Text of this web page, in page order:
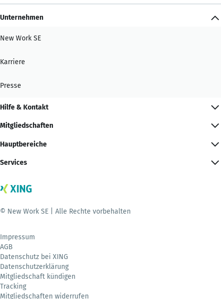
Unternehmen
New Work SE
Karriere
Presse
Hilfe & Kontakt
Mitgliedschaften
Hauptbereiche
Services
© New Work SE | Alle Rechte vorbehalten
Impressum
AGB
Datenschutz bei XING
Datenschutzerklärung
Mitgliedschaft kündigen
Tracking
Mitgliedschaften widerrufen